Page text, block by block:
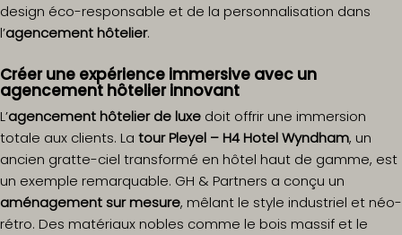
design éco-responsable et de la personnalisation dans
l’agencement hôtelier.
Créer une expérience immersive avec un
agencement hôtelier innovant
L’agencement hôtelier de luxe doit offrir une immersion
totale aux clients. La tour Pleyel – H4 Hotel Wyndham, un
ancien gratte-ciel transformé en hôtel haut de gamme, est
un exemple remarquable. GH & Partners a conçu un
aménagement sur mesure, mêlant le style industriel et néo-
rétro. Des matériaux nobles comme le bois massif et le